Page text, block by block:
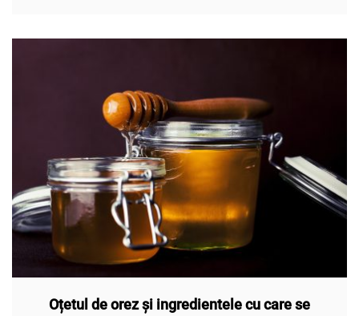
Oțetul de orez și ingredientele cu care se